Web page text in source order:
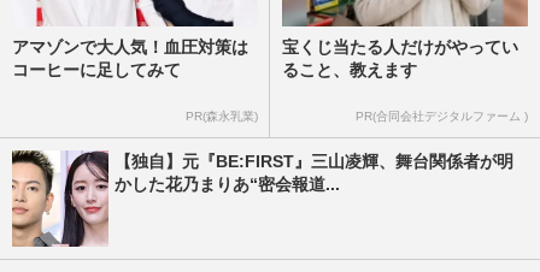
アマゾンで大人気！血圧対策は
コーヒーに足してみて
PR(森永乳業)
宝くじ当たる人だけがやってい
ること、教えます
PR(合同会社デジタルファーム )
【独自】元『BE:FIRST』三山凌輝、舞台関係者が明
かした花乃まりあ“密会報道...